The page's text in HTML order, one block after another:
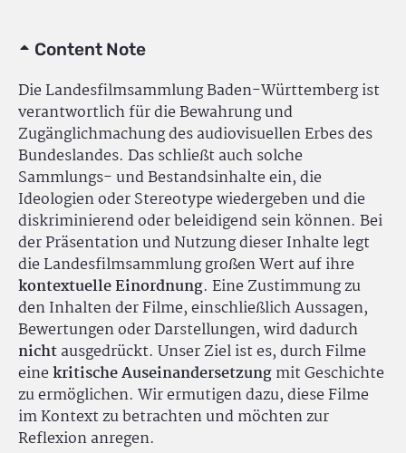
Content Note
Die Landesfilmsammlung Baden-Württemberg ist
verantwortlich für die Bewahrung und
Zugänglichmachung des audiovisuellen Erbes des
Bundeslandes. Das schließt auch solche
Sammlungs- und Bestandsinhalte ein, die
Ideologien oder Stereotype wiedergeben und die
diskriminierend oder beleidigend sein können. Bei
der Präsentation und Nutzung dieser Inhalte legt
die Landesfilmsammlung großen Wert auf ihre
kontextuelle Einordnung. Eine Zustimmung zu
den Inhalten der Filme, einschließlich Aussagen,
Bewertungen oder Darstellungen, wird dadurch
nichtausgedrückt. Unser Ziel ist es, durch Filme
einekritische Auseinandersetzungmit Geschichte
zu ermöglichen. Wir ermutigen dazu, diese Filme
im Kontext zu betrachten und möchten zur
Reflexion anregen.